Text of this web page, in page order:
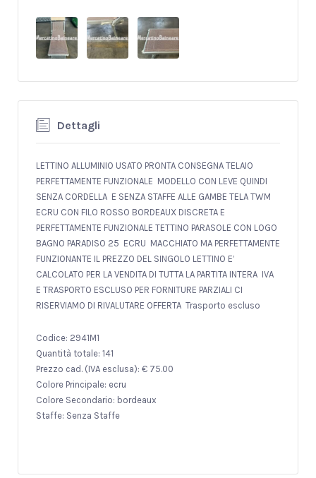
Dettagli
LETTINO ALLUMINIO USATO PRONTA CONSEGNA TELAIO
PERFETTAMENTE FUNZIONALE MODELLO CON LEVE QUINDI
SENZA CORDELLA E SENZA STAFFE ALLE GAMBE TELA TWM
ECRU CON FILO ROSSO BORDEAUX DISCRETA E
PERFETTAMENTE FUNZIONALE TETTINO PARASOLE CON LOGO
BAGNO PARADISO 25 ECRU MACCHIATO MA PERFETTAMENTE
FUNZIONANTE IL PREZZO DEL SINGOLO LETTINO E’
CALCOLATO PER LA VENDITA DI TUTTA LA PARTITA INTERA IVA
E TRASPORTO ESCLUSO PER FORNITURE PARZIALI CI
RISERVIAMO DI RIVALUTARE OFFERTA Trasporto escluso
Codice: 2941M1
Quantità totale: 141
Prezzo cad. (IVA esclusa): € 75.00
Colore Principale: ecru
Colore Secondario: bordeaux
Staffe: Senza Staffe